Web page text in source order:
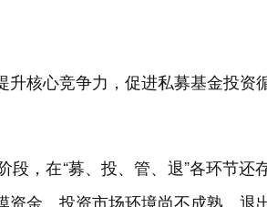
核心竞争力，促进私募基金投资
，在“募、投、管、退”各环节还
金、投资市场环境尚不成熟、退